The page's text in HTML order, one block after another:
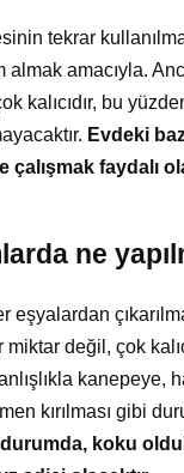
tekrar
almak amacıyla.
kalıcıdır, bu
Evdeki
çalışmak faydalı
ne
eşyalardan
değil, çok
kanepeye,
kırılması gibi
koku